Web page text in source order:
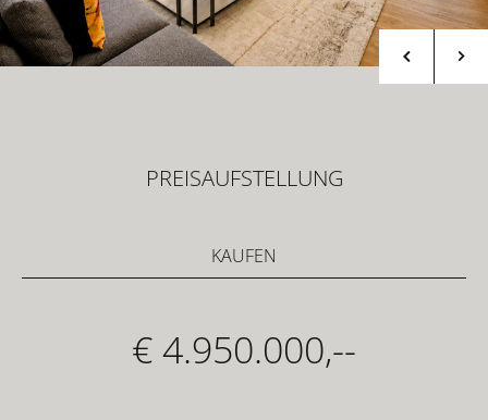
PREISAUFSTELLUNG
KAUFEN
€ 4.950.000,--